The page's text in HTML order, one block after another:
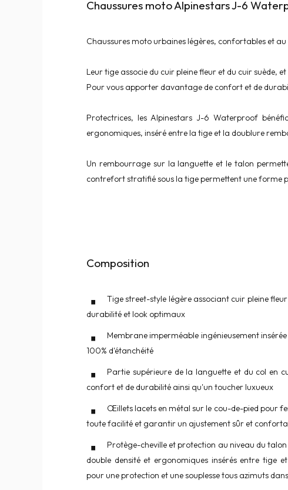
Chaussures moto Alpinestars J-6
Chaussures moto urbaines légères, confortables et
Leur tige associe du cuir pleine fleur et du cuir suède,
Pour vous apporter davantage de confort et de
Protectrices, les Alpinestars J-6 Waterproof
ergonomiques, inséré entre la tige et la doublure
Un rembourrage sur la languette et le talon
contrefort stratifié sous la tige permettent une forme
Composition
Tige street-style légère associant cuir pleine
durabilité et look optimaux
Membrane imperméable ingénieusement
100% d'étanchéité
Partie supérieure de la languette et du col en
confort et de durabilité ainsi qu'un toucher luxueux
Œillets lacets en métal sur le cou-de-pied pour
toute facilité et garantir un ajustement sûr et
Protège-cheville et protection au niveau du
double densité et ergonomiques insérés entre tige
pour une protection et une souplesse tous azimuts dans